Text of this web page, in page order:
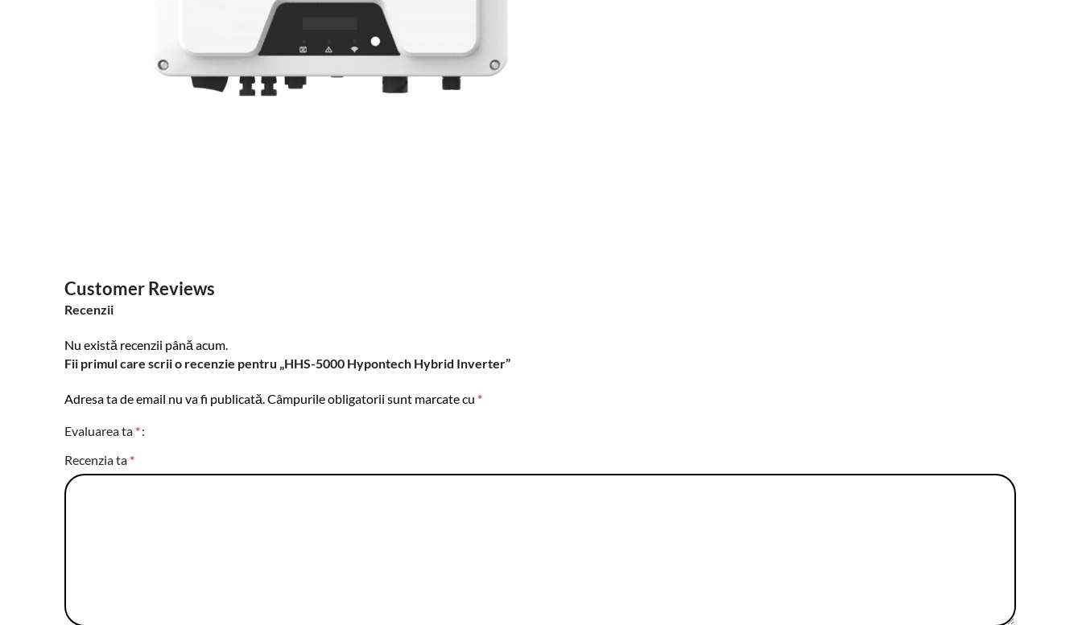
Customer Reviews
Recenzii
Nu există recenzii până acum.
Fii primul care scrii o recenzie pentru „HHS-5000 Hypontech Hybrid Inverter”
Adresa ta de email nu va fi publicată. Câmpurile obligatorii sunt marcate cu *
Evaluarea ta *
Recenzia ta *